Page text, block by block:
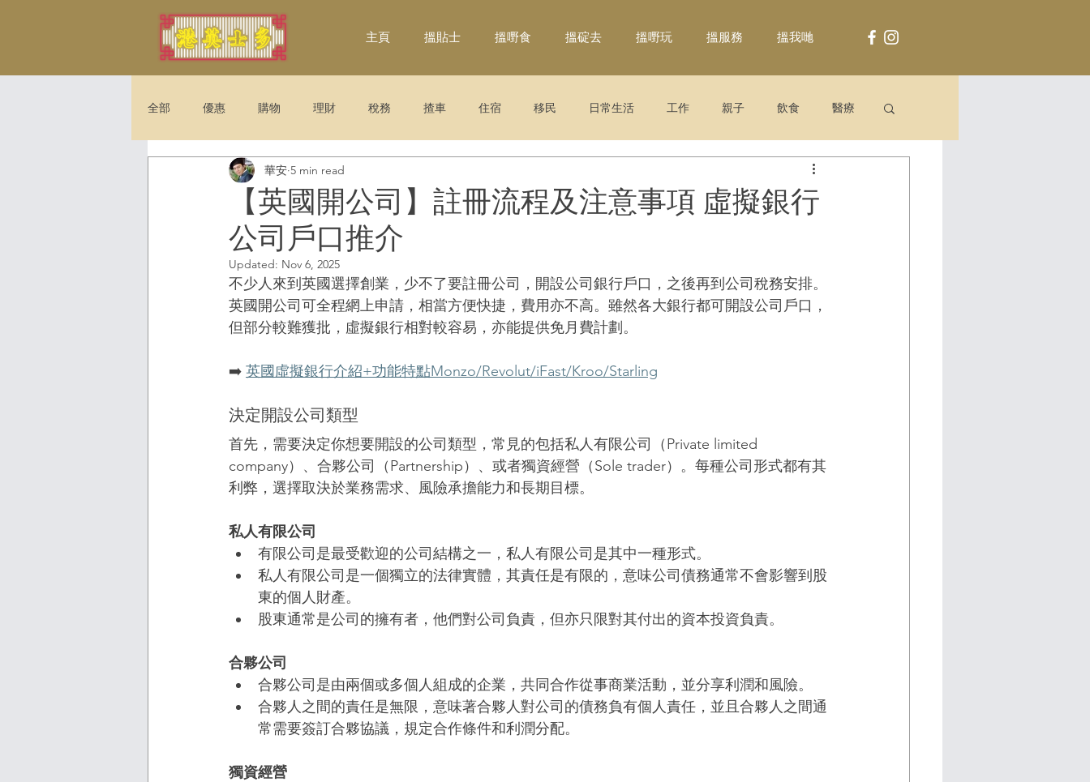
主頁 搵貼士 搵嘢食 搵碇去 搵嘢玩 搵服務 搵我哋
全部 優惠 購物 理財 稅務 揸車 住宿 移民 日常生活 工作 親子 飲食 醫療
娛樂 旅遊
【英國開公司】註冊流程及注意事項 虛擬銀行
公司戶口推介
華安 5 min read
Updated: Nov 6, 2025
不少人來到英國選擇創業，少不了要註冊公司，開設公司銀行戶口，之後再到公司稅務安排。
英國開公司可全程網上申請，相當方便快捷，費用亦不高。雖然各大銀行都可開設公司戶口，
但部分較難獲批，虛擬銀行相對較容易，亦能提供免月費計劃。
➡️ 英國虛擬銀行介紹+功能特點Monzo/Revolut/iFast/Kroo/Starling
決定開設公司類型
首先，需要決定你想要開設的公司類型，常見的包括私人有限公司（Private limited
company）、合夥公司（Partnership）、或者獨資經營（Sole trader）。每種公司形式都有其
利弊，選擇取決於業務需求、風險承擔能力和長期目標。
私人有限公司
有限公司是最受歡迎的公司結構之一，私人有限公司是其中一種形式。
私人有限公司是一個獨立的法律實體，其責任是有限的，意味公司債務通常不會影響到股
東的個人財產。
股東通常是公司的擁有者，他們對公司負責，但亦只限對其付出的資本投資負責。
合夥公司
合夥公司是由兩個或多個人組成的企業，共同合作從事商業活動，並分享利潤和風險。
合夥人之間的責任是無限，意味著合夥人對公司的債務負有個人責任，並且合夥人之間通
常需要簽訂合夥協議，規定合作條件和利潤分配。
獨資經營